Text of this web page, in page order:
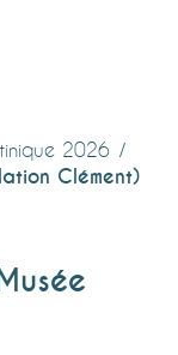
2026
Clément)